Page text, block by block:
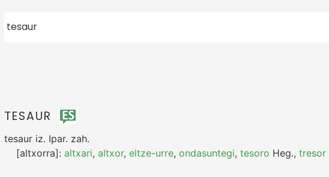
TESAUR
tesaur iz. Ipar. zah.
[altxorra]: altxari, altxor, eltze-urre, ondasuntegi, tesoro Heg., tresor